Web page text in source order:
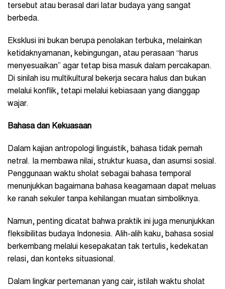
tersebut atau berasal dari latar budaya yang sangat
berbeda.
Eksklusi ini bukan berupa penolakan terbuka, melainkan
ketidaknyamanan, kebingungan, atau perasaan “harus
menyesuaikan” agar tetap bisa masuk dalam percakapan.
Di sinilah isu multikultural bekerja secara halus dan bukan
melalui konflik, tetapi melalui kebiasaan yang dianggap
wajar.
Bahasadan Kekuasaan
Dalam kajian antropologi linguistik, bahasa tidak pernah
netral. Ia membawa nilai, struktur kuasa, dan asumsi sosial.
Penggunaan waktu sholat sebagai bahasa temporal
menunjukkan bagaimana bahasa keagamaan dapat meluas
ke ranah sekuler tanpa kehilangan muatan simboliknya.
Namun, penting dicatat bahwa praktik ini juga menunjukkan
fleksibilitas budaya Indonesia. Alih-alih kaku, bahasa sosial
berkembang melalui kesepakatan tak tertulis, kedekatan
relasi, dan konteks situasional.
Dalam lingkar pertemanan yang cair, istilah waktu sholat